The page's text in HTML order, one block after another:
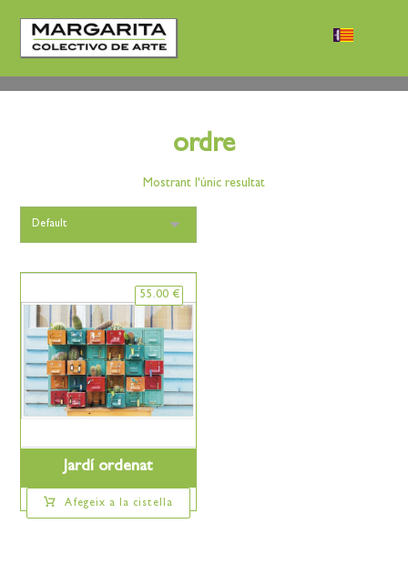
ordre
Mostrant l'únic resultat
Jardí ordenat
55.00 €
Afegeix a la cistella